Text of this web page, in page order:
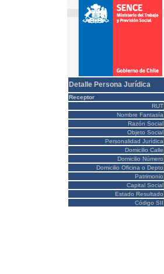
Detalle Persona Jurídica
Receptor
RUT
Nombre Fantasía
Razón Social
Objeto Social
Personalidad Jurídica
Domicilio Calle
Domicilio Número
Domicilio Oficina o Depto
Patrimonio
Capital Social
Estado Resultado
Código SII